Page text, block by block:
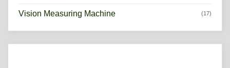
Vision Measuring Machine (17)